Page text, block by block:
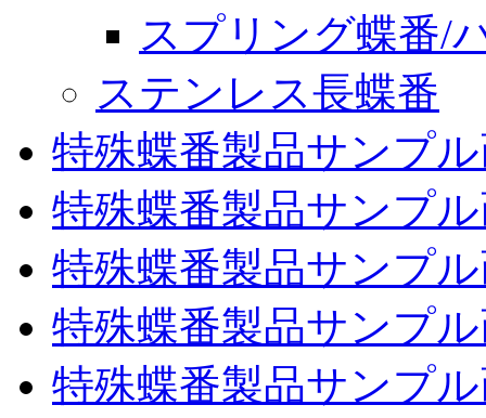
スプリング蝶番/
ステンレス長蝶番
特殊蝶番製品サンプ
特殊蝶番製品サンプ
特殊蝶番製品サンプ
特殊蝶番製品サンプ
特殊蝶番製品サンプ